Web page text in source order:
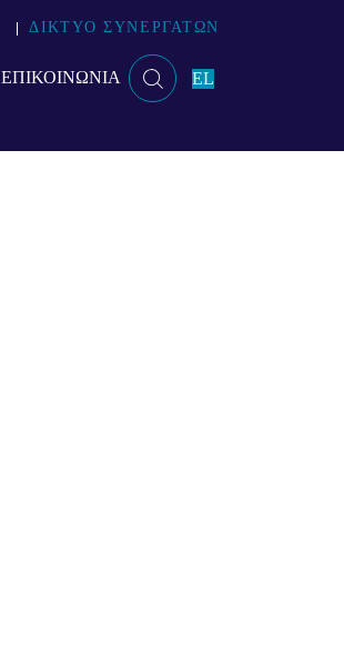
ΔΙΚΤΥΟ ΣΥΝΕΡΓΑΤΩΝ
ΕΠΙΚΟΙΝΩΝΙΑ EL